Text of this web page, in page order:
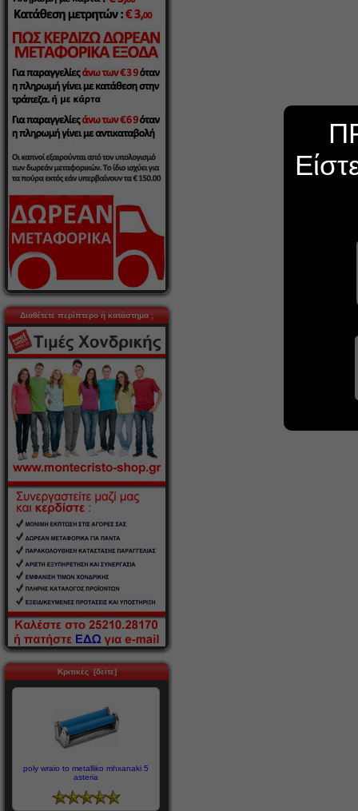
Διαθέτετε περίπτερο ή κατάστημα ;
Κριτικές [δείτε]
poly wraio to metalliko mhxanaki 5
asteria